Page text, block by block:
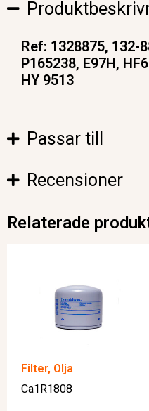
Ref: 1328875, 132-
P165238, E97H,
HY 9513
Passar till
Recensioner
Relaterade
Filter, Olja
Ca1R1808